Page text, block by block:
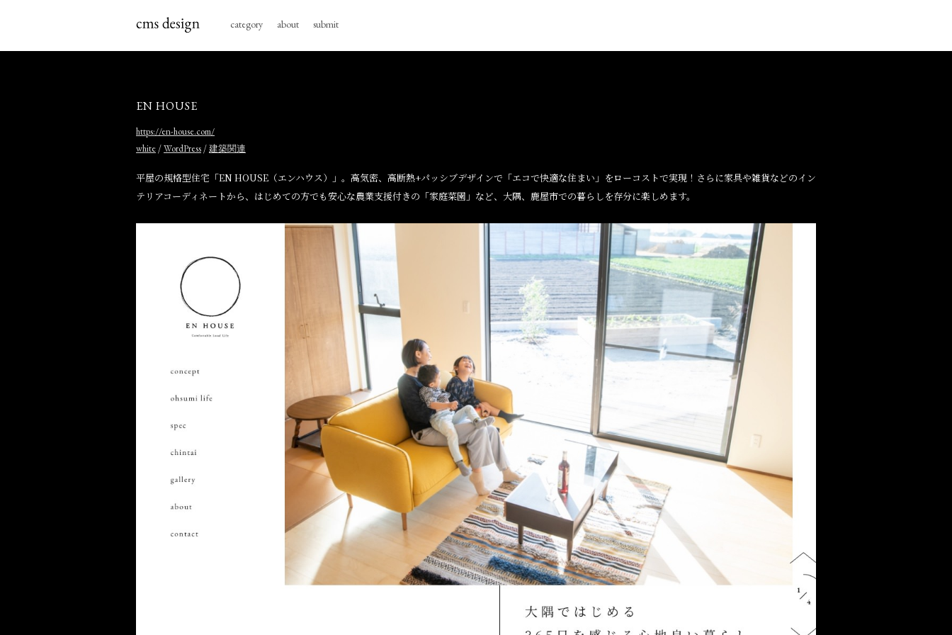
category about submit
EN HOUSE
https://en-house.com/
white /WordPress /建築関連
平屋の規格型住宅「EN HOUSE（エンハウス）」。高気密、高断熱+パッシブデザインで「エコで快適な住まい」をローコストで実現！さらに家具や雑貨などのイン
テリアコーディネートから、はじめての方でも安心な農業支援付きの「家庭菜園」など、大隅、鹿屋市での暮らしを存分に楽しめます。